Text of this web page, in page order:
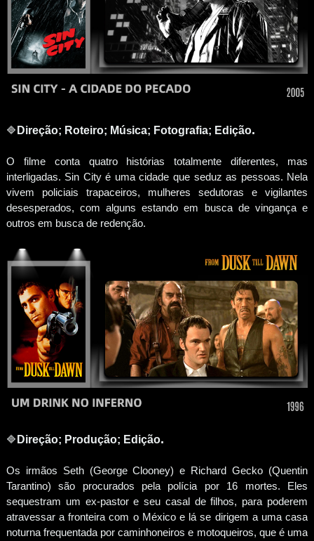
🔷 Direção; Roteiro; Música; Fotografia; Edição.
O filme conta quatro histórias totalmente diferentes, mas
interligadas. Sin City é uma cidade que seduz as pessoas. Nela
vivem policiais trapaceiros, mulheres sedutoras e vigilantes
desesperados, com alguns estando em busca de vingança e
outros em busca de redenção.
🔷 Direção; Produção; Edição.
Os irmãos Seth (George Clooney) e Richard Gecko (Quentin
Tarantino) são procurados pela polícia por 16 mortes. Eles
sequestram um ex-pastor e seu casal de filhos, para poderem
atravessar a fronteira com o México e lá se dirigem a uma casa
noturna frequentada por caminhoneiros e motoqueiros, que é uma